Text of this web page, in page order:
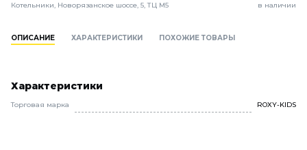
Котельники, Новорязанское шоссе, 5, ТЦ М5 в наличии
ОПИСАНИЕ ХАРАКТЕРИСТИКИ ПОХОЖИЕ ТОВАРЫ
Характеристики
Торговая марка ROXY-KIDS